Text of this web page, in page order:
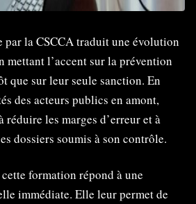
par la CSCCA traduit une évolution
mettant l’accent sur la prévention
que sur leur seule sanction. En
des acteurs publics en amont,
les marges d’erreur et à
dossiers soumis à son contrôle.
formation répond à une
immédiate. Elle leur permet de